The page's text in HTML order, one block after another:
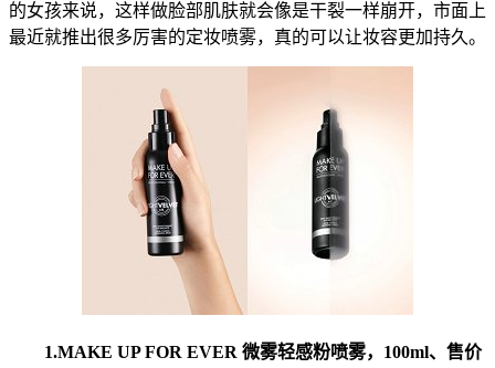
的女孩来说，这样做脸部肌肤就会像是干裂一样崩开，市面上
最近就推出很多厉害的定妆喷雾，真的可以让妆容更加持久。
1.MAKE UP FOR EVER 微雾轻感粉喷雾，100ml、售价